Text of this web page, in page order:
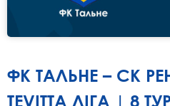
ФК ТАЛЬНЕ – СК
TEVITTA ЛІГА | 8